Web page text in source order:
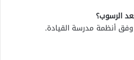
الرسوب؟
وفق أنظمة مدرسة القيادة.